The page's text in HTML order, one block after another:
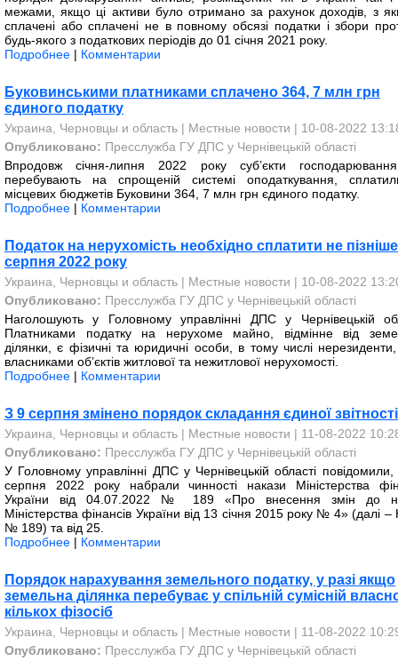
межами, якщо ці активи було отримано за рахунок доходів, з
сплачені або сплачені не в повному обсязі податки і збори
будь-якого з податкових періодів до 01 січня 2021 року.
Подробнее | Комментарии
Буковинськими платниками сплачено 364, 7 млн грн
єдиного податку
Украина, Черновцы и область | Местные новости | 10-08-2022
Опубликовано: Пресслужба ГУ ДПС у Чернівецькій області
Впродовж січня-липня 2022 року суб’єкти
перебувають на спрощеній системі оподаткування,
місцевих бюджетів Буковини 364, 7 млн грн єдиного податку.
Подробнее | Комментарии
Податок на нерухомість необхідно сплатити не
серпня 2022 року
Украина, Черновцы и область | Местные новости | 10-08-2022
Опубликовано: Пресслужба ГУ ДПС у Чернівецькій області
Наголошують у Головному управлінні ДПС у Чернівецькій
Платниками податку на нерухоме майно, відмінне від
ділянки, є фізичні та юридичні особи, в тому числі нерезиденти,
власниками об’єктів житлової та нежитлової нерухомості.
Подробнее | Комментарии
З 9 серпня змінено порядок складання єдиної звітності
Украина, Черновцы и область | Местные новости | 11-08-2022
Опубликовано: Пресслужба ГУ ДПС у Чернівецькій області
У Головному управлінні ДПС у Чернівецькій області
серпня 2022 року набрали чинності накази Міністерства
України від 04.07.2022 № 189 «Про внесення змін до
Міністерства фінансів України від 13 січня 2015 року № 4» (далі –
№ 189) та від 25.
Подробнее | Комментарии
Порядок нарахування земельного податку, у разі якщо
земельна ділянка перебуває у спільній сумісній
кількох фізосіб
Украина, Черновцы и область | Местные новости | 11-08-2022
Опубликовано: Пресслужба ГУ ДПС у Чернівецькій області